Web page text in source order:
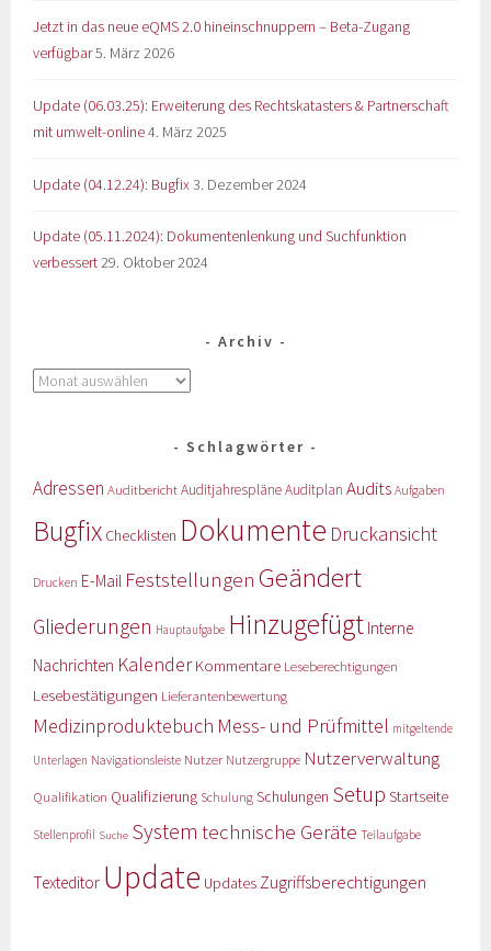
Jetzt in das neue eQMS 2.0 hineinschnuppern – Beta-Zugang
verfügbar5. März 2026
Update (06.03.25): Erweiterung des Rechtskatasters & Partnerschaft
mit umwelt-online4. März 2025
Update (04.12.24): Bugfix 3. Dezember 2024
Update (05.11.2024): Dokumentenlenkung und Suchfunktion
verbessert29. Oktober 2024
Archiv
Schlagwörter
Adressen AuditberichtAuditjahrespläneAuditplan Audits Aufgaben
Bugfix Checklisten Dokumente Druckansicht
Drucken E-Mail Feststellungen Geändert
Gliederungen Hauptaufgabe Hinzugefügt Interne
Nachrichten KalenderKommentare Leseberechtigungen
Lesebestätigungen Lieferantenbewertung
Medizinproduktebuch Mess- und Prüfmittel mitgeltende
Unterlagen Navigationsleiste Nutzer Nutzergruppe Nutzerverwaltung
Qualifikation Qualifizierung Schulung Schulungen Setup Startseite
Stellenprofil Suche System technische Geräte Teilaufgabe
Texteditor Update Updates Zugriffsberechtigungen